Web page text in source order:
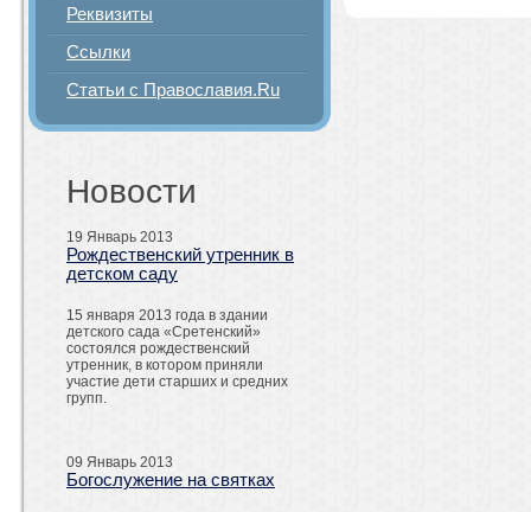
Реквизиты
Ссылки
Статьи с Православия.Ru
Новости
19 Январь 2013
Рождественский утренник в
детском саду
15 января 2013 года в здании
детского сада «Сретенский»
состоялся рождественский
утренник, в котором приняли
участие дети старших и средних
групп.
09 Январь 2013
Богослужение на святках